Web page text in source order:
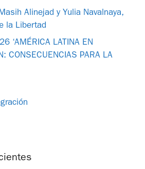
Alinejad y Yulia Navalnaya,
la Libertad
‘AMÉRICA LATINA EN
CONSECUENCIAS PARA LA